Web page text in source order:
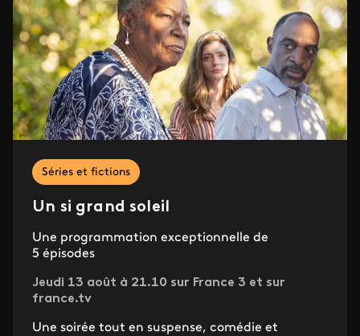
Séries et fictions
Un si grand soleil
Une programmation exceptionnelle de
5 épisodes
Jeudi 13 août à 21.10 sur France 3 et sur
france.tv
Une soirée tout en suspense, comédie et